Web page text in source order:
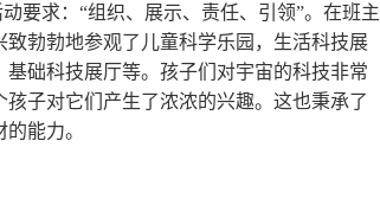
要求：“组织、展示、责任、引领”。在班主
勃勃地参观了儿童科学乐园，生活科技展
础科技展厅等。孩子们对宇宙的科技非常
子对它们产生了浓浓的兴趣。这也秉承了
能力。